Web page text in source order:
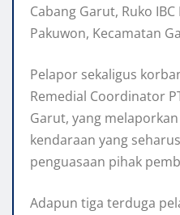
Cabang Garut, Ruko
Pakuwon, Kecamatan
Pelapor sekaligus
Remedial Coordinator
Garut, yang
kendaraan yang
penguasaan pihak
Adapun tiga terduga